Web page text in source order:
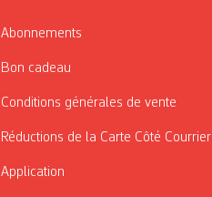
Abonnements
Bon cadeau
Conditions générales de vente
Réductions de la Carte Côté Courrier
Application